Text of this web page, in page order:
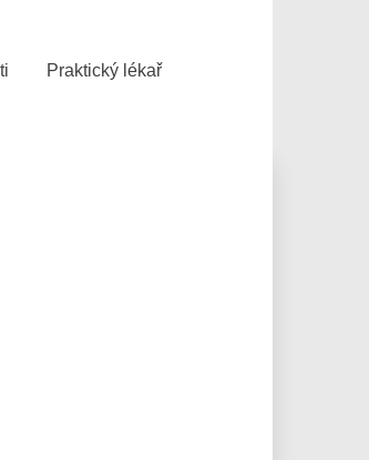
Praktický lékař